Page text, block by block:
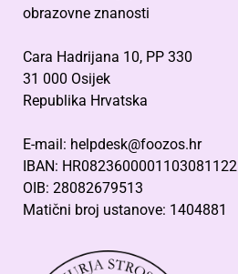
obrazovne znanosti
Cara Hadrijana 10, PP 330
31 000 Osijek
Republika Hrvatska
E-mail: helpdesk@foozos.hr
IBAN: HR0823600001103081122
OIB: 28082679513
Matični broj ustanove: 1404881